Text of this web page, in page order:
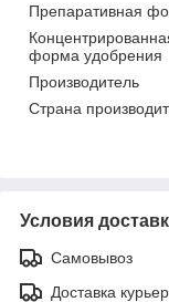
Препаративная
форма удобрения
Производитель
Страна
Условия
Самовывоз
Доставка